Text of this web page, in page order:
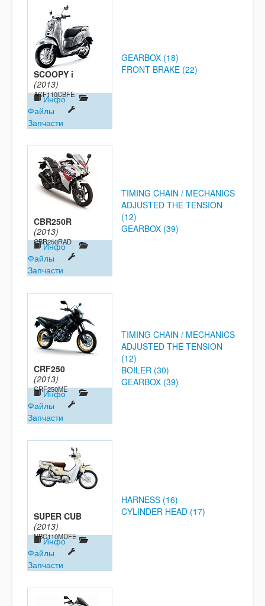
SCOOPY i
(2013)
ACF110CBFE
Инфо
Файлы
Запчасти
GEARBOX (18)
FRONT BRAKE (22)
CBR250R
(2013)
CBR250RAD
Инфо
Файлы
Запчасти
TIMING CHAIN / MECHANICS
ADJUSTED THE TENSION
(12)
GEARBOX (39)
CRF250
(2013)
CRF250ME
Инфо
Файлы
Запчасти
TIMING CHAIN / MECHANICS
ADJUSTED THE TENSION
(12)
BOILER (30)
GEARBOX (39)
SUPER CUB
(2013)
NBC110MDFE
Инфо
Файлы
Запчасти
HARNESS (16)
CYLINDER HEAD (17)